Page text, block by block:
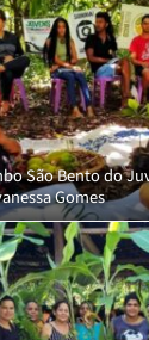
São Bento do
Gomes